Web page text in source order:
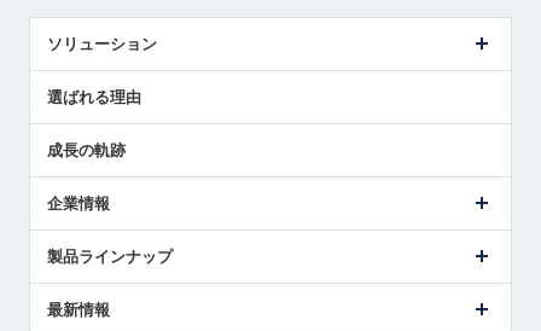
ソリューション
解決策提案
選ばれる理由
成長の軌跡
企業情報
ごあいさつ
受賞履歴
製品ラインナップ
ツールセッタ製品
最新情報